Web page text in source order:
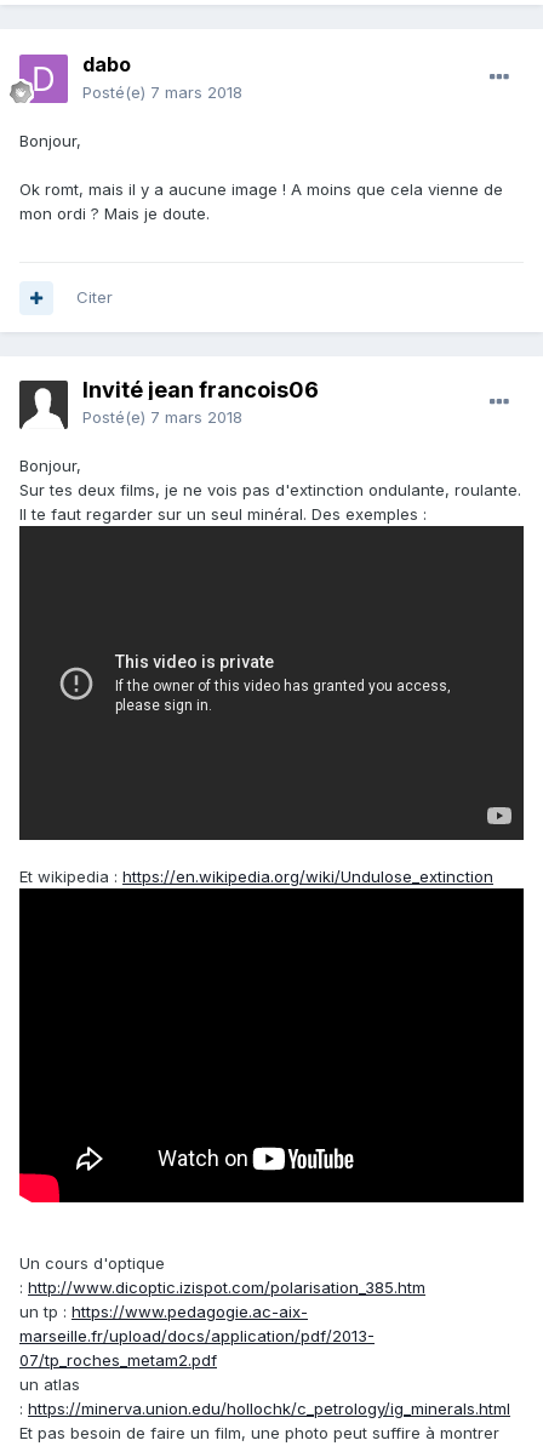
dabo
Posté(e) 7 mars 2018
Bonjour,
Ok romt, mais il y a aucune image ! A moins que cela vienne de
mon ordi ? Mais je doute.
Citer
Invité jean francois06
Posté(e) 7 mars 2018
Bonjour,
Sur tes deux films, je ne vois pas d'extinction ondulante, roulante.
Il te faut regarder sur un seul minéral. Des exemples :
Et wikipedia : https://en.wikipedia.org/wiki/Undulose_extinction
Un cours d'optique
: http://www.dicoptic.izispot.com/polarisation_385.htm
un tp : https://www.pedagogie.ac-aix-
marseille.fr/upload/docs/application/pdf/2013-
07/tp_roches_metam2.pdf
un atlas
: https://minerva.union.edu/hollochk/c_petrology/ig_minerals.html
Et pas besoin de faire un film, une photo peut suffire à montrer